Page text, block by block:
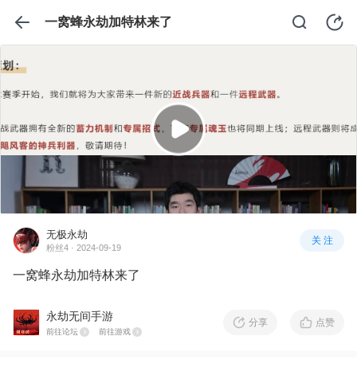
一窝蜂永劫加特林来了
无极永劫
粉丝4 · 2024-09-19
关 注
一窝蜂永劫加特林来了
永劫无间手游
前往论坛 前往游戏
分享 点赞